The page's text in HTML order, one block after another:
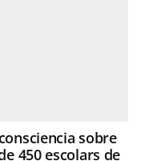
sobre
450 escolars de